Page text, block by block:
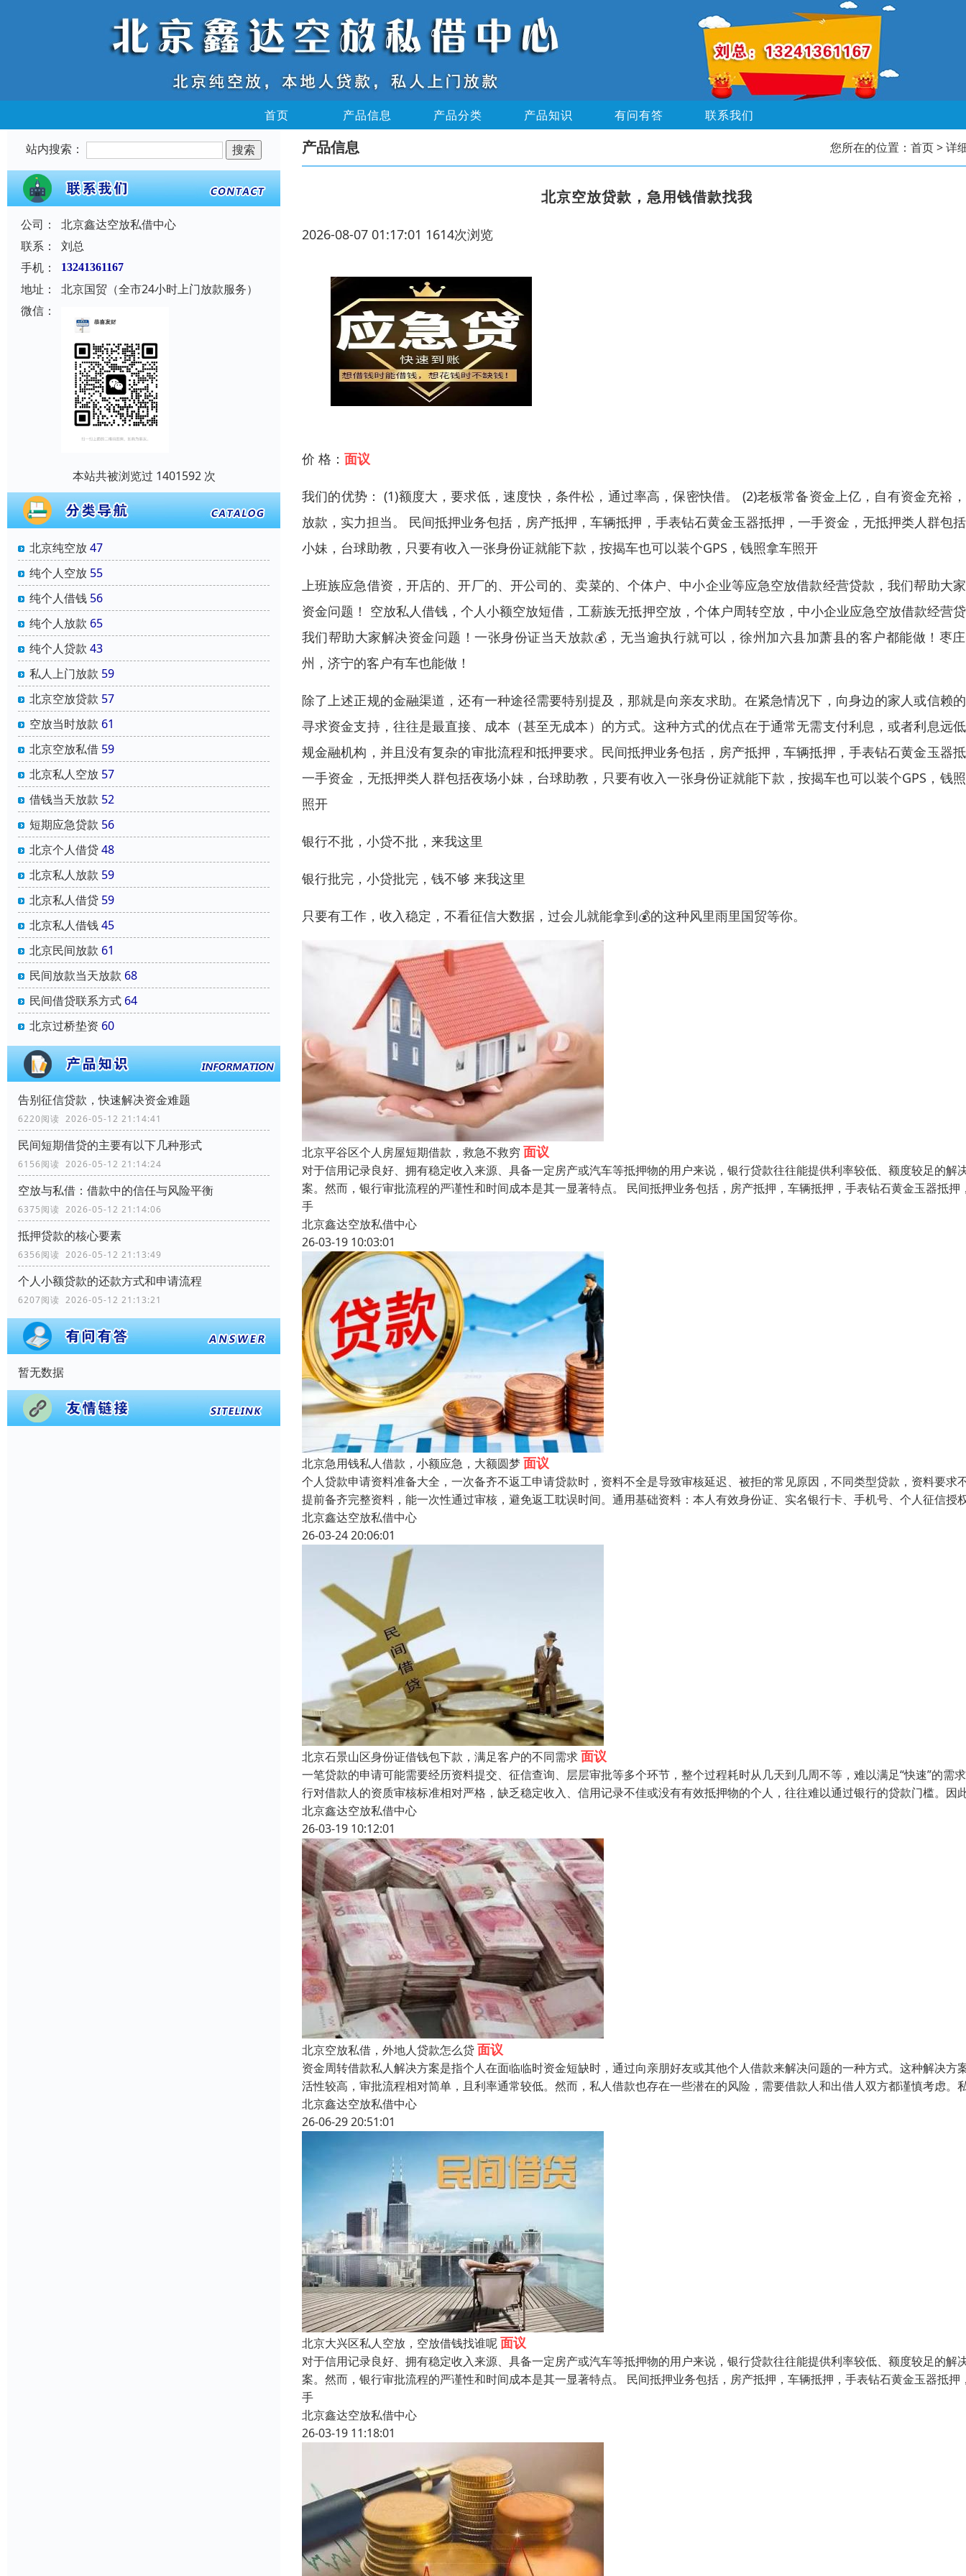
首页 产品信息 产品分类 产品知识 有问有答 联系我们
站内搜索：
公司：
北京鑫达空放私借中心
联系：
刘总
手机：
13241361167
地址：
北京国贸（全市24小时上门放款服务）
微信：
本站共被浏览过 1401592 次
北京纯空放47
纯个人空放 55
纯个人借钱 56
纯个人放款 65
纯个人贷款 43
私人上门放款 59
北京空放贷款 57
空放当时放款 61
北京空放私借 59
北京私人空放 57
借钱当天放款 52
短期应急贷款 56
北京个人借贷48
北京私人放款 59
北京私人借贷 59
北京私人借钱45
北京民间放款 61
民间放款当天放款 68
民间借贷联系方式 64
北京过桥垫资 60
告别征信贷款，快速解决资金难题
6220阅读 2026-05-12 21:14:41
民间短期借贷的主要有以下几种形式
6156阅读 2026-05-12 21:14:24
空放与私借：借款中的信任与风险平衡
6375阅读 2026-05-12 21:14:06
抵押贷款的核心要素
6356阅读 2026-05-12 21:13:49
个人小额贷款的还款方式和申请流程
6207阅读 2026-05-12 21:13:21
暂无数据
产品信息 您所在的位置： 首页> 详
北京空放贷款，急用钱借款找我
2026-08-07 01:17:01 1614次浏览
价 格： 面议
我们的优势： (1)额度大，要求低，速度快，条件松，通过率高，保密快借。 (2)老板常备资金上亿，自有资金充裕
放款，实力担当。 民间抵押业务包括，房产抵押，车辆抵押，手表钻石黄金玉器抵押，一手资金，无抵押类人群包
小妹，台球助教，只要有收入一张身份证就能下款，按揭车也可以装个GPS，钱照拿车照开
上班族应急借资，开店的、开厂的、开公司的、卖菜的、个体户、中小企业等应急空放借款经营贷款，我们帮助大
资金问题！ 空放私人借钱，个人小额空放短借，工薪族无抵押空放，个体户周转空放，中小企业应急空放借款经营
我们帮助大家解决资金问题！一张身份证当天放款💰，无当逾执行就可以，徐州加六县加萧县的客户都能做！枣
州，济宁的客户有车也能做！
除了上述正规的金融渠道，还有一种途径需要特别提及，那就是向亲友求助。在紧急情况下，向身边的家人或信赖
寻求资金支持，往往是最直接、成本（甚至无成本）的方式。这种方式的优点在于通常无需支付利息，或者利息远
规金融机构，并且没有复杂的审批流程和抵押要求。民间抵押业务包括，房产抵押，车辆抵押，手表钻石黄金玉器
一手资金，无抵押类人群包括夜场小妹，台球助教，只要有收入一张身份证就能下款，按揭车也可以装个GPS，钱
照开
银行不批，小贷不批，来我这里
银行批完，小贷批完，钱不够 来我这里
只要有工作，收入稳定，不看征信大数据，过会儿就能拿到💰的这种风里雨里国贸等你。
北京平谷区个人房屋短期借款，救急不救穷 面议
对于信用记录良好、拥有稳定收入来源、具备一定房产或汽车等抵押物的用户来说，银行贷款往往能提供利率较低、额度较足的解
案。然而，银行审批流程的严谨性和时间成本是其一显著特点。 民间抵押业务包括，房产抵押，车辆抵押，手表钻石黄金玉器抵押
手
北京鑫达空放私借中心
26-03-19 10:03:01
北京急用钱私人借款，小额应急，大额圆梦面议
个人贷款申请资料准备大全，一次备齐不返工申请贷款时，资料不全是导致审核延迟、被拒的常见原因，不同类型贷款，资料要求
提前备齐完整资料，能一次性通过审核，避免返工耽误时间。通用基础资料：本人有效身份证、实名银行卡、手机号、个人征信授
北京鑫达空放私借中心
26-03-24 20:06:01
北京石景山区身份证借钱包下款，满足客户的不同需求面议
一笔贷款的申请可能需要经历资料提交、征信查询、层层审批等多个环节，整个过程耗时从几天到几周不等，难以满足“快速”的需
行对借款人的资质审核标准相对严格，缺乏稳定收入、信用记录不佳或没有有效抵押物的个人，往往难以通过银行的贷款门槛。因
北京鑫达空放私借中心
26-03-19 10:12:01
北京空放私借，外地人贷款怎么贷面议
资金周转借款私人解决方案是指个人在面临临时资金短缺时，通过向亲朋好友或其他个人借款来解决问题的一种方式。这种解决方
活性较高，审批流程相对简单，且利率通常较低。然而，私人借款也存在一些潜在的风险，需要借款人和出借人双方都谨慎考虑。
北京鑫达空放私借中心
26-06-29 20:51:01
北京大兴区私人空放，空放借钱找谁呢面议
对于信用记录良好、拥有稳定收入来源、具备一定房产或汽车等抵押物的用户来说，银行贷款往往能提供利率较低、额度较足的解
案。然而，银行审批流程的严谨性和时间成本是其一显著特点。 民间抵押业务包括，房产抵押，车辆抵押，手表钻石黄金玉器抵押
手
北京鑫达空放私借中心
26-03-19 11:18:01